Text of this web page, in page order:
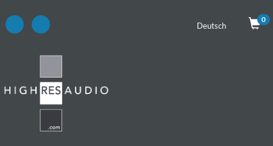
Deutsch
0